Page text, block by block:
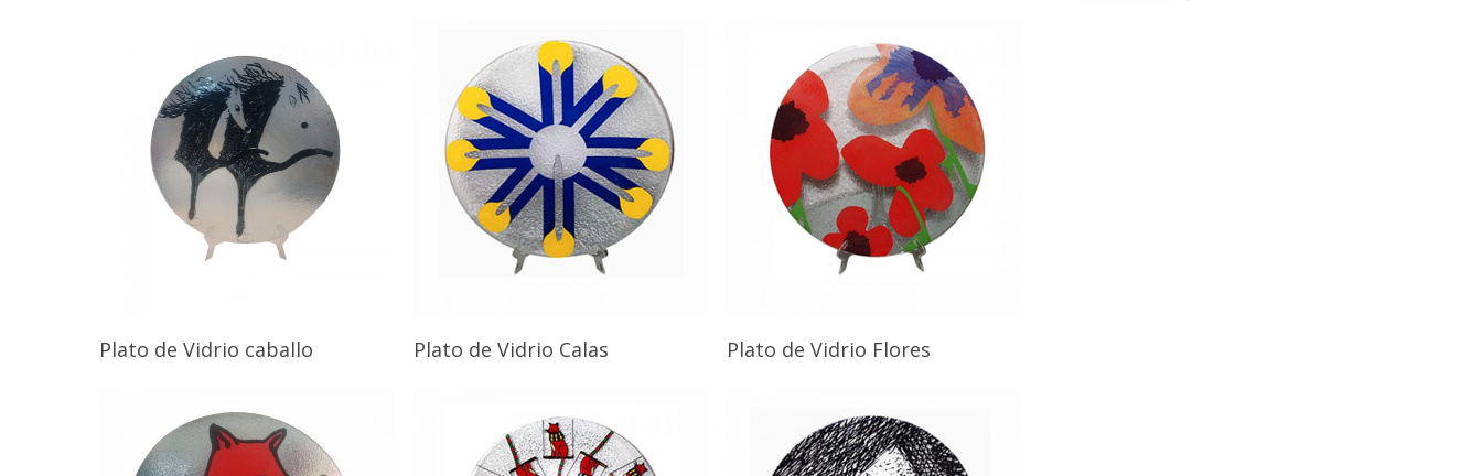
Plato de Vidrio caballo Plato de Vidrio Calas Plato de Vidrio Flores